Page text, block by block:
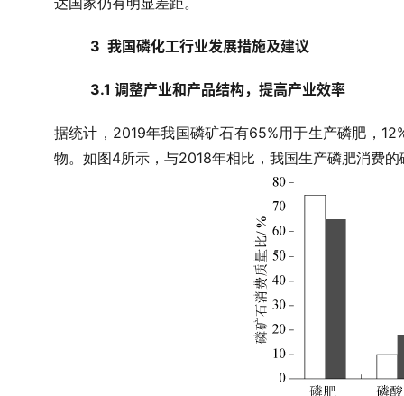
达国家仍有明显差距。
3 我国磷化工行业发展措施及建议
3.1 调整产业和产品结构，提高产业效率
据统计， 2019年我国磷矿石有65%用于生产磷肥，
物。如图 4所示，与2018年相比，我国生产磷肥消费